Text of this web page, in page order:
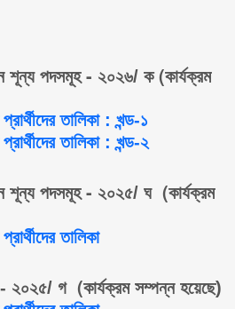
শূন্য পদসমূহ- ২০২৬/ ক(কার্যক্রম
প্রার্থীদের তালিকা : খন্ড-১
প্রার্থীদের তালিকা : খন্ড-২
শূন্য পদসমূহ- ২০২৫/ ঘ(কার্যক্রম
প্রার্থীদের তালিকা
- ২০২৫/ গ(কার্যক্রম সম্পন্ন হয়েছে)